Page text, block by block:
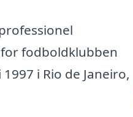
fodboldklubben
i Rio de Janeiro,